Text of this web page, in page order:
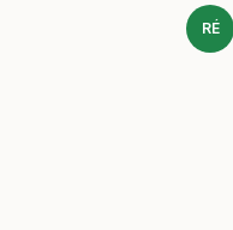
RÉ